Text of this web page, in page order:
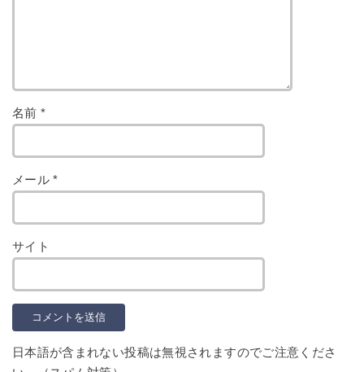
名前 *
メール*
サイト
日本語が含まれない投稿は無視されますのでご注意くださ